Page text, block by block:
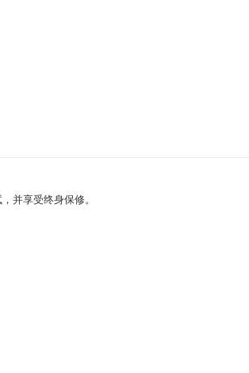
并享受终身保修。